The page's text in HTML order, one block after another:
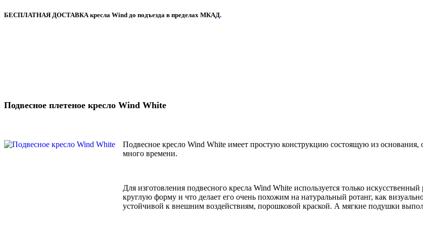
БЕСПЛАТНАЯ ДОСТАВКА кресла Wind до подъезда в пределах МКАД.
Подвесное плетеное кресло Wind White
Подвесное кресло Wind White имеет простую конструкцию состоящую из
много времени.
Для изготовления подвесного кресла Wind White используется только
круглую форму и что делает его очень похожим на натуральный ротанг, как
устойчивой к внешним воздействиям, порошковой краской. А мягкие подушки